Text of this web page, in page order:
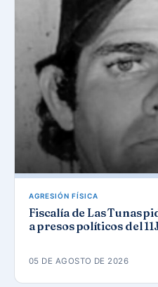
AGRESIÓN FÍSICA
Fiscalía de Las Tunas
a presos políticos del
05 DE AGOSTO DE 2026